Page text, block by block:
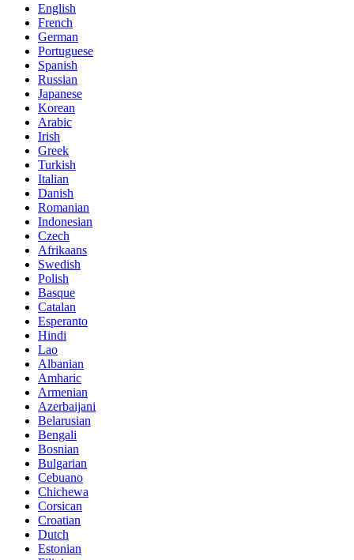
English
French
German
Portuguese
Spanish
Russian
Japanese
Korean
Arabic
Irish
Greek
Turkish
Italian
Danish
Romanian
Indonesian
Czech
Afrikaans
Swedish
Polish
Basque
Catalan
Esperanto
Hindi
Lao
Albanian
Amharic
Armenian
Azerbaijani
Belarusian
Bengali
Bosnian
Bulgarian
Cebuano
Chichewa
Corsican
Croatian
Dutch
Estonian